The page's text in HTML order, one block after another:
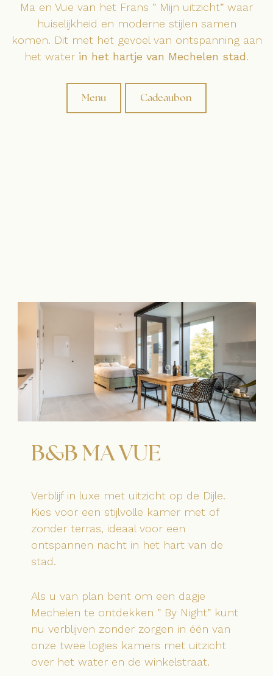
Ma en Vue van het Frans ” Mijn uitzicht” waar
huiselijkheid en moderne stijlen samen
komen. Dit met het gevoel van ontspanning aan
het water in het hartje van Mechelen stad.
Menu Cadeaubon
B&B MA VUE
Verblijf in luxe met uitzicht op de Dijle.
Kies voor een stijlvolle kamer met of
zonder terras, ideaal voor een
ontspannen nacht in het hart van de
stad.
Als u van plan bent om een dagje
Mechelen te ontdekken ” By Night” kunt
nu verblijven zonder zorgen in één van
onze twee logies kamers met uitzicht
over het water en de winkelstraat.